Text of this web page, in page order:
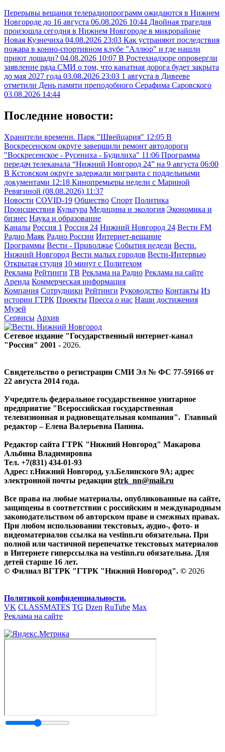
Перерывы вещания телерадиопрограмм ожидаются в Нижнем
Новгороде до 16 августа 06.08.2026 10:44 Двойная трагедия
произошла сегодня в Нижнем Новгороде в микрорайоне
Новая Кузнечиха 04.08.2026 23:03 Как устраняют последствия
пожара в конно-спортивном клубе "Аллюр" и где нашли
приют лошади? 04.08.2026 10:07 В Ростехнадзоре опровергли
заявление ряда СМИ о том, что канатная дорога будет закрыта
до мая 2027 года 03.08.2026 23:03 1 августа в Дивееве
отметили День памяти преподобного Серафима Саровского
03.08.2026 14:44
Последние новости:
Хранители времени. Парк "Швейцария" 12:05 В
Воскресенском округе завершили ремонт автодороги
"Воскресенское - Русениха - Будилиха" 11:06 Программа
передач телеканала “Нижний Новгород 24” на 9 августа 06:00
В Кстовском округе задержали мигранта с поддельными
документами 12:18 Кинопремьеры недели с Мариной
Ревягиной (08.08.2026) 11:37
Новости COVID-19 Общество Спорт Политика
Происшествия Культура Медицина и экология Экономика и
бизнес Наука и образование
Каналы Россия 1 Россия 24 Нижний Новгород 24 Вести FM
Радио Маяк Радио России Интернет-вещание
Программы Вести - Приволжье События недели Вести.
Нижний Новгород Вести малых городов Вести-Интервью
Открытая студия 10 минут с Политехом
Реклама Рейтинги ТВ Реклама на Радио Реклама на сайте
Аренда Коммерческая информация
Компания Сотрудники Рейтинги Руководство Контакты Из
истории ГТРК Проекты Пресса о нас Наши достижения
Музей
Сервисы Архив
Сетевое издание "Государственный интернет-канал
"Россия" 2001 - 2026.
Свидетельство о регистрации СМИ Эл № ФС 77-59166 от
22 августа 2014 года.
Учредитель федеральное государственное унитарное
предприятие "Всероссийская государственная
телевизионная и радиовещательная компания". Главный
редактор – Елена Валерьевна Панина.
Редактор сайта ГТРК "Нижний Новгород" Макарова
Альбина Владимировна
Тел. +7(831) 434-01-93
Адрес: г.Нижний Новгород, ул.Белинского 9А; адрес
электронной почты редакции gtrk_nn@mail.ru
Все права на любые материалы, опубликованные на сайте,
защищены в соответствии с российским и международным
законодательством об авторском праве и смежных правах.
При любом использовании текстовых, аудио-, фото- и
видеоматериалов ссылка на vestinn.ru обязательна. При
полной или частичной перепечатке текстовых материалов
в Интернете гиперссылка на vestinn.ru обязательна. Для
детей старше 16 лет.
© Филиал ВГТРК "ГТРК "Нижний Новгород". © 2026
Политикой конфиденциальности.
VK CLASSMATES TG Dzen RuTube Max
Реклама на сайте